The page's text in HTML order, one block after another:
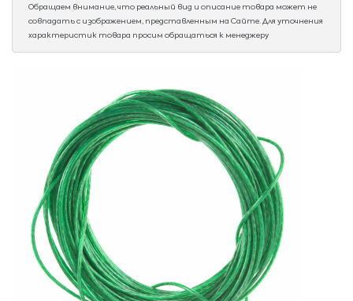
Обращаем внимание, что реальный вид и описание товара может не
совпадать с изображением, представленным на Сайте. Для уточнения
характеристик товара просим обращаться к менеджеру